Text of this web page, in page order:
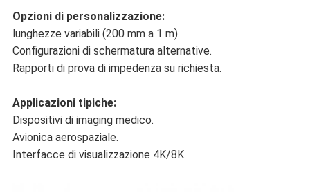
Opzioni di personalizzazione:
lunghezze variabili (200 mm a 1 m).
Configurazioni di schermatura alternative.
Rapporti di prova di impedenza su richiesta.
Applicazioni tipiche:
Dispositivi di imaging medico.
Avionica aerospaziale.
Interfacce di visualizzazione 4K/8K.